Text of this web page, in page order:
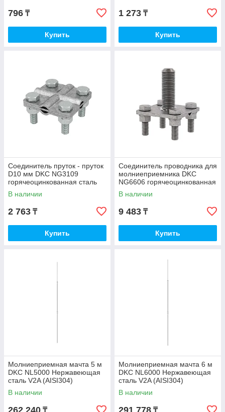
796 ₸
Купить
1 273 ₸
Купить
Соединитель пруток - пруток
D10 мм DKC NG3109
горячеоцинкованная сталь
В наличии
2 763 ₸
Купить
Соединитель проводника для
молниеприемника DKC
NG6606 горячеоцинкованная
сталь
В наличии
9 483 ₸
Купить
Молниеприемная мачта 5 м
DKC NL5000 Нержавеющая
сталь V2A (AISI304)
В наличии
262 240 ₸
Молниеприемная мачта 6 м
DKC NL6000 Нержавеющая
сталь V2A (AISI304)
В наличии
291 778 ₸